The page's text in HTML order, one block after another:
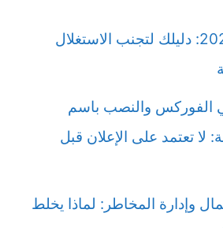
رحلات الغردقة 2026: دليلك لتجنب الاستغلال
الفوركس والنصب باسم
تعتمد على الإعلان قبل
وإدارة المخاطر: لماذا يخلط